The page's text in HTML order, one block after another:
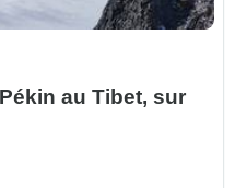
au Tibet, sur